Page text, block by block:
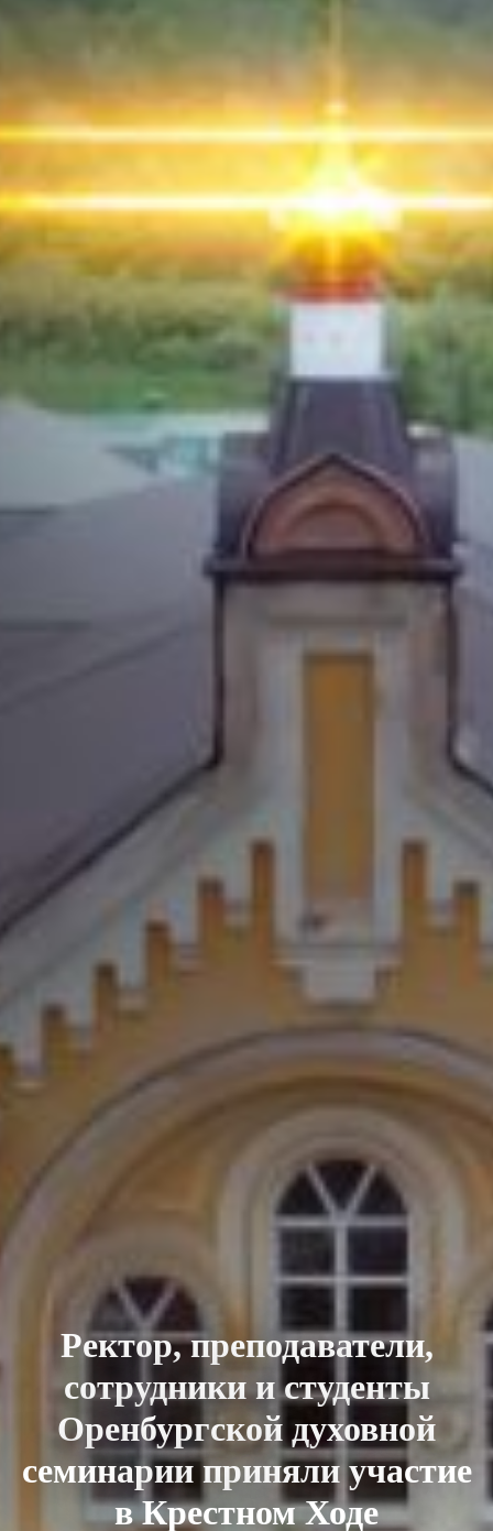
Ректор, преподаватели,
сотрудники и студенты
Оренбургской духовной
семинарии приняли участие
в Крестном Ходе